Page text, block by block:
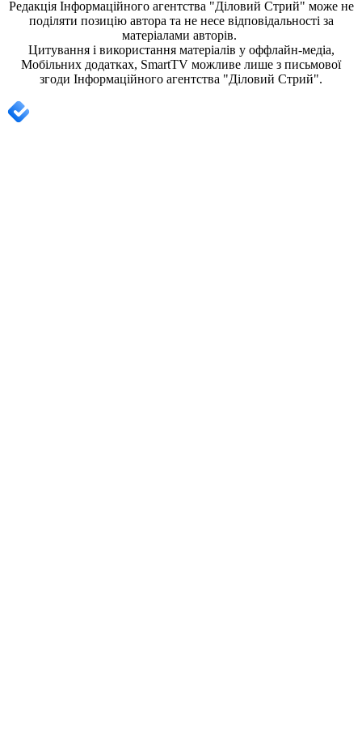
Редакція Інформаційного агентства "Діловий Стрий" може не
поділяти позицію автора та не несе відповідальності за
матеріалами авторів.
Цитування і використання матеріалів у оффлайн-медіа,
Мобільних додатках, SmartTV можливе лише з письмової
згоди Інформаційного агентства "Діловий Стрий".